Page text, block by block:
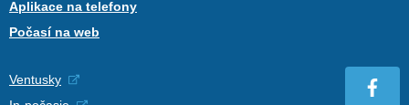
Aplikace na telefony
Počasí na web
Ventusky